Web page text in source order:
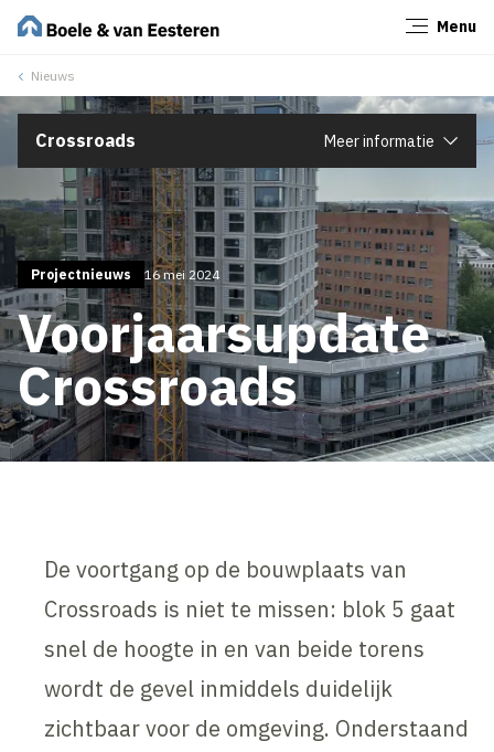
Menu
Nieuws
Crossroads Meer informatie
Projectnieuws 16 mei 2024
Voorjaarsupdate
Crossroads
De voortgang op de bouwplaats van
Crossroads is niet te missen: blok 5 gaat
snel de hoogte in en van beide torens
wordt de gevel inmiddels duidelijk
zichtbaar voor de omgeving. Onderstaand
Sluiten